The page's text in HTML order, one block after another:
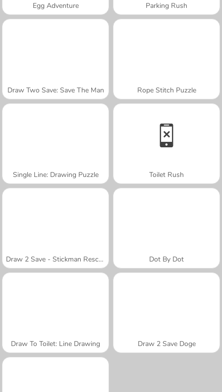
Egg Adventure Parking Rush
Draw Two Save: Save The Man Rope Stitch Puzzle
Single Line: Drawing Puzzle Toilet Rush
Draw 2 Save - Stickman Rescue Dot By Dot
Draw To Toilet: Line Drawing Draw 2 Save Doge